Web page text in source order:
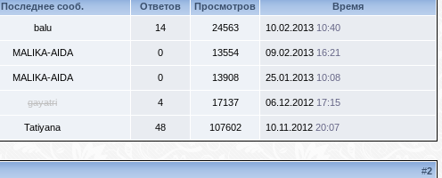
Последнее сооб. Ответов Просмотров Время
balu 14 24563 10.02.2013 10:40
MALIKA-AIDA 0 13554 09.02.2013 16:21
MALIKA-AIDA 0 13908 25.01.2013 10:08
gayatri 4 17137 06.12.2012 17:15
Tatiyana 48 107602 10.11.2012 20:07
#2